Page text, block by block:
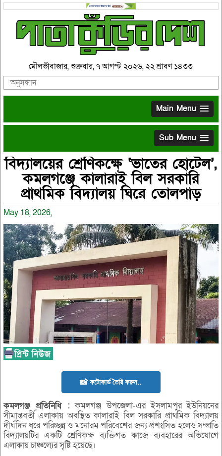
মৌলভীবাজার, শুক্রবার, ৭ আগস্ট ২০২৬, ২২ শ্রাবণ ১৪৩৩
Main Menu
Sub Menu
বিদ্যালয়ের শ্রেণিকক্ষে ‘ভাতের হোটেল’,
কমলগঞ্জে কালারাই বিল সরকারি
প্রাথমিক বিদ্যালয় ঘিরে তোলপাড়
May 18, 2026,
📸 ফটোকার্ড তৈরি করুন..
কমলগঞ্জপ্রতিনিধি : কমলগঞ্জ উপজেলা-এর ইসলামপুর ইউনিয়নের
সীমান্তবর্তী এলাকায় অবস্থিত কালারাই বিল সরকারি প্রাথমিক বিদ্যালয়
দীর্ঘদিন ধরে পরিচ্ছন্ন ও মনোরম পরিবেশের জন্য প্রশংসিত হলেও সম্প্রতি
বিদ্যালয়টির একটি শ্রেণিকক্ষ ব্যক্তিগত কাজে ব্যবহারের অভিযোগে
এলাকায় চাঞ্চল্যের সৃষ্টি হয়েছে।